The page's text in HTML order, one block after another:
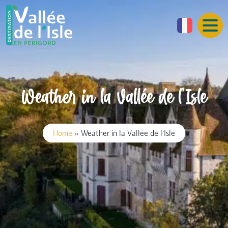
Weather in la Vallée de l’Isle
Home » Weather in la Vallée de l’Isle